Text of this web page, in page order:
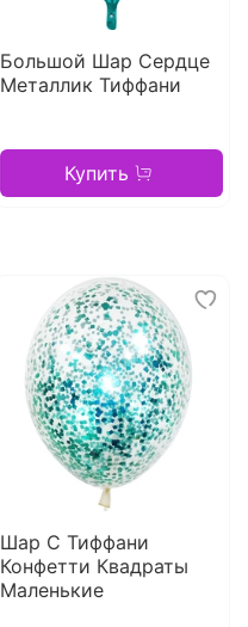
Большой Шар Сердце
Металлик Тиффани
Купить
Шар С Тиффани
Конфетти Квадраты
Маленькие